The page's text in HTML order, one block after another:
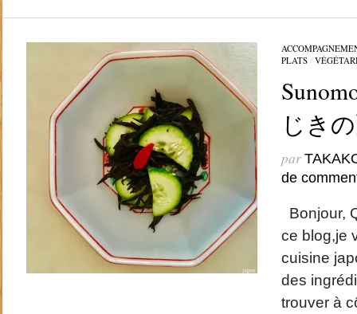
PLATS/
じき
par
de
Bonjour,
ce blog,je
cuisine
des
trouver à